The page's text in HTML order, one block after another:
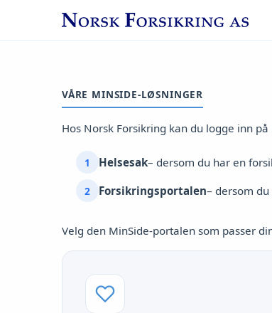
VÅRE MINSIDE-LØSNINGER
Hos Norsk Forsikring kan du logge inn
Helsesak– dersom du har en
Forsikringsportalen– dersom
Velg den MinSide-portalen som passer